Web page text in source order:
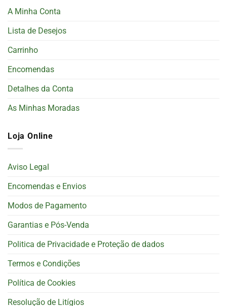
A Minha Conta
Lista de Desejos
Carrinho
Encomendas
Detalhes da Conta
As Minhas Moradas
Loja Online
Aviso Legal
Encomendas e Envios
Modos de Pagamento
Garantias e Pós-Venda
Politica de Privacidade e Proteção de dados
Termos e Condições
Política de Cookies
Resolução de Litígios